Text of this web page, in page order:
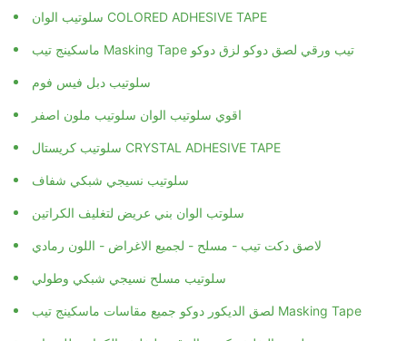
سلوتيب الوان COLORED ADHESIVE TAPE
ماسكينج تيب Masking Tape تيب ورقي لصق دوكو لزق دوكو
سلوتيب دبل فيس فوم
اقوي سلوتيب الوان سلوتيب ملون اصفر
سلوتيب كريستال CRYSTAL ADHESIVE TAPE
سلوتيب نسيجي شبكي شفاف
سلوتب الوان بني عريض لتغليف الكراتين
لاصق دكت تيب - مسلح - لجميع الاغراض - اللون رمادي
سلوتيب مسلح نسيجي شبكي وطولي
لصق الديكور دوكو جميع مقاسات ماسكينج تيب Masking Tape